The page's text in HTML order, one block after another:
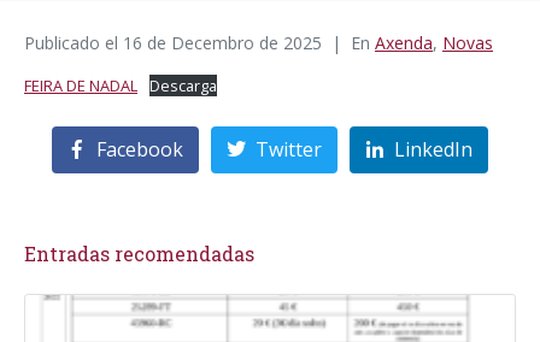
Publicado el 16 de Decembro de 2025 En Axenda, Novas
FEIRA DE NADAL Descarga
Facebook Twitter LinkedIn
Entradas recomendadas